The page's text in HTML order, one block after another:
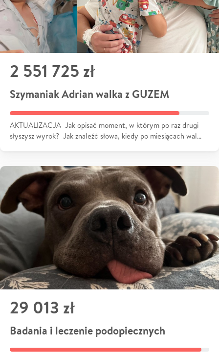
2 551 725 zł
Szymaniak Adrian walka z GUZEM
AKTUALIZACJA Jak opisać moment, w którym po raz drugi
słyszysz wyrok? Jak znaleźć słowa, kiedy po miesiącach wal…
29 013 zł
Badania i leczenie podopiecznych